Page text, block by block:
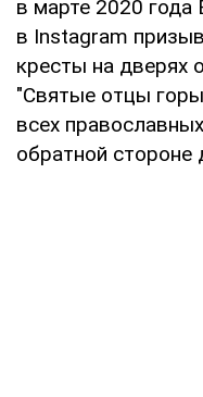
в марте 2020 года
в Instagram
кресты на дверях
"Святые отцы
всех
обратной стороне